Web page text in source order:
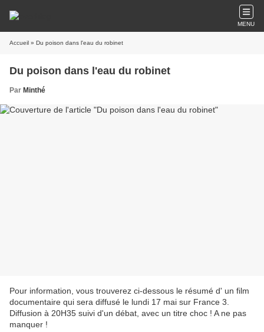
MENU
Accueil » Du poison dans l'eau du robinet
Du poison dans l'eau du robinet
Par Minthé
Pour information, vous trouverez ci-dessous le résumé d' un film
documentaire qui sera diffusé le lundi 17 mai sur France 3.
Diffusion à 20H35 suivi d'un débat, avec un titre choc ! A ne pas
manquer !